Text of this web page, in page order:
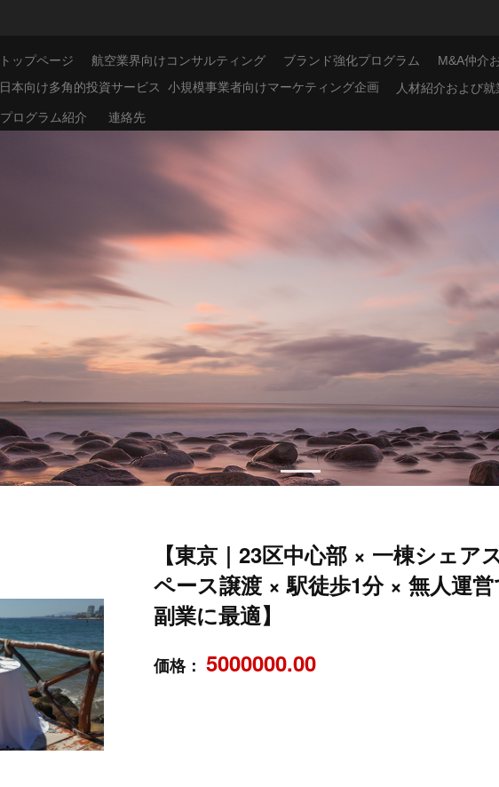
トップページ 航空業界向けコンサルティング ブランド強化プログラム M&A仲介
日本向け多角的投資サービス
小規模事業者向けマーケティング企画 人材紹介および就
プログラム紹介 連絡先
【東京｜23区中心部 × 一棟シェア
ペース譲渡 × 駅徒歩1分 × 無人運
副業に最適】
価格： 5000000.00